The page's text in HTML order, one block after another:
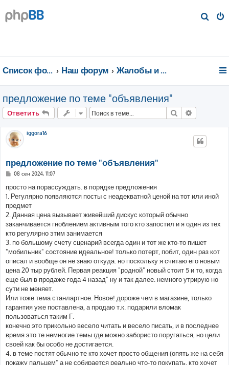
Список форумов Наш форум Жалобы и предложения
предложение по теме "объявления"
Ответить Поиск
iggora16
предложение по теме "объявления"
С
о
б
щ
е
н
и
е
08 сен 2024, 11:07
просто на порассуждать. в порядке предложения
1. Регулярно появляются посты с неадекватной ценой на тот или иной
предмет
2. Данная цена вызывает живейший дискус который обычно
заканчивается гноблением активным того кто запостил и я один из тех
кто регулярно этим занимается
3. по большому счету сценарий всегда один и тот же кто-то пишет
"мобильник" состояние идеальное! только потерт, побит, один раз кот
описал и вообще он не знаю откуда. но поскольку я считаю его новым
цена 20 тыр рублей. Первая реакция "родной" новый стоит 5 и то, когда
еще был в продаже года 4 назад" ну и так далее. немного утрирую но
сути не меняет.
Или тоже тема станлартное. Новое! дороже чем в магазине, только
гарантия уже поставлена, а продаю т.к. подарили вломак
пользоваться таким Г.
конечно это прикольно весело читать и весело писать, и в последнее
время это те немногие темы где можно забористо поругаться, но цели
своей как бы особо не достигается.
4. в теме постят обычно те кто хочет просто общения (опять же на себя
покажу пальцем" а не собирается реально что-то покупать. кто хочет